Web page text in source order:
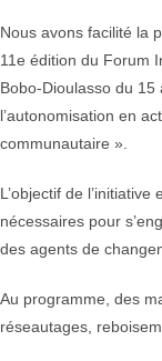
Nous avons facilité la
11e édition du Forum
Bobo-Dioulasso du
l’autonomisation en
communautaire ».
L’objectif de
nécessaires pour
des agents de
Au programme, des
réseautages,